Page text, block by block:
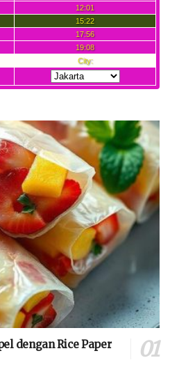
dengan Rice Paper